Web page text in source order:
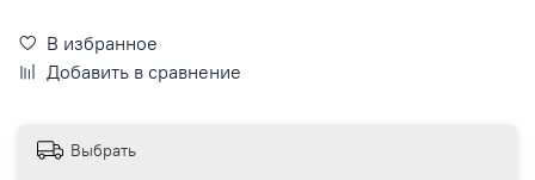
В избранное
Добавить в сравнение
Выбрать